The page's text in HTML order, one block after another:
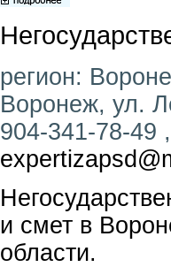
регион:
Воронеж, ул.
904-341-78-49
и смет в
области.